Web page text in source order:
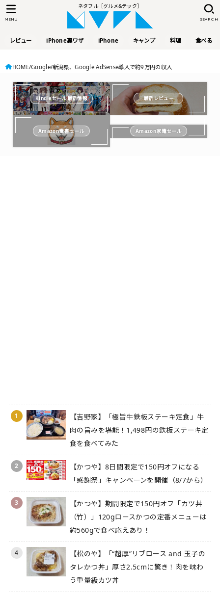
ネタフル［グルメ&テック］
レビュー iPhone裏ワザ iPhone キャンプ 料理 食べる
SEARCH
MENU
HOME Google 新潟県、Google AdSense導入で約9万円の収入
Kindleセール最新情報 最新レビュー
Amazon電書セール Amazon家電セール
1
【吉野家】「極旨牛鉄板ステーキ定食」牛
肉の旨みを堪能！1,498円の鉄板ステーキ定
食を食べてみた
2
【かつや】8日間限定で150円オフになる
「感謝祭」キャンペーンを開催（8/7から）
3
【かつや】期間限定で150円オフ「カツ丼
（竹）」120gロースかつの定番メニューは
約560gで食べ応えあり！
4
【松のや】「“超厚”リブロース and 玉子の
タレかつ丼」厚さ2.5cmに驚き！肉を味わ
う重量級カツ丼